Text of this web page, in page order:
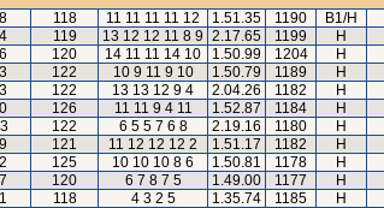
118 11 11 11 11 12 1.51.35 1190
B1/H
119 13 12 12 11 8 9 2.17.65 1199
H
120 14 11 11 14 10 1.50.99 1204
H
122 10 9 11 9 10 1.50.79 1189
H
122 13 13 12 9 4 2.04.26 1182
H
126 11 11 9 4 11 1.52.87 1184
H
122 6 5 5 7 6 8 2.19.16 1180
H
121 11 12 12 12 2 1.51.17 1182
H
125 10 10 10 8 6 1.50.81 1178
H
120 6 7 8 7 5 1.49.00 1177
H
118 4 3 2 5 1.35.74 1185
H